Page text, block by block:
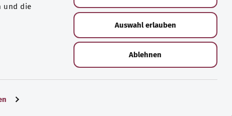
und die
Auswahl erlauben
Ablehnen